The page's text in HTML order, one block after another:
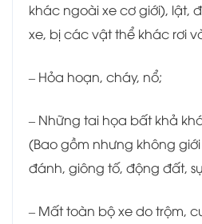
khác ngoài xe cơ giới), lật,
xe, bị các vật thể khác rơi
– Hỏa hoạn, cháy, nổ;
– Những tai họa bất khả
(Bao gồm nhưng không
đánh, giông tố, động đất,
– Mất toàn bộ xe do trộm,